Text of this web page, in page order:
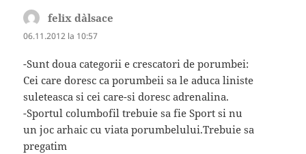
felix d`alsace
06.11.2012 la 10:57
-Sunt doua categorii e crescatori de porumbei:
Cei care doresc ca porumbeii sa le aduca liniste
suleteasca si cei care-si doresc adrenalina.
-Sportul columbofil trebuie sa fie Sport si nu
un joc arhaic cu viata porumbelului.Trebuie sa
pregatim